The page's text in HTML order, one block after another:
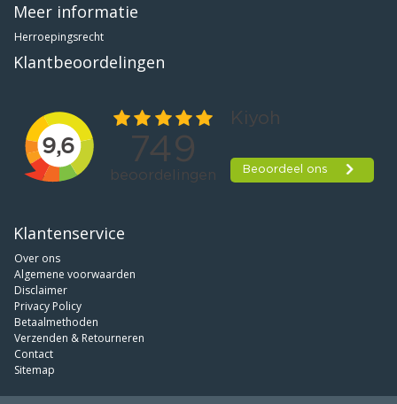
Meer informatie
Herroepingsrecht
Klantbeoordelingen
Klantenservice
Over ons
Algemene voorwaarden
Disclaimer
Privacy Policy
Betaalmethoden
Verzenden & Retourneren
Contact
Sitemap